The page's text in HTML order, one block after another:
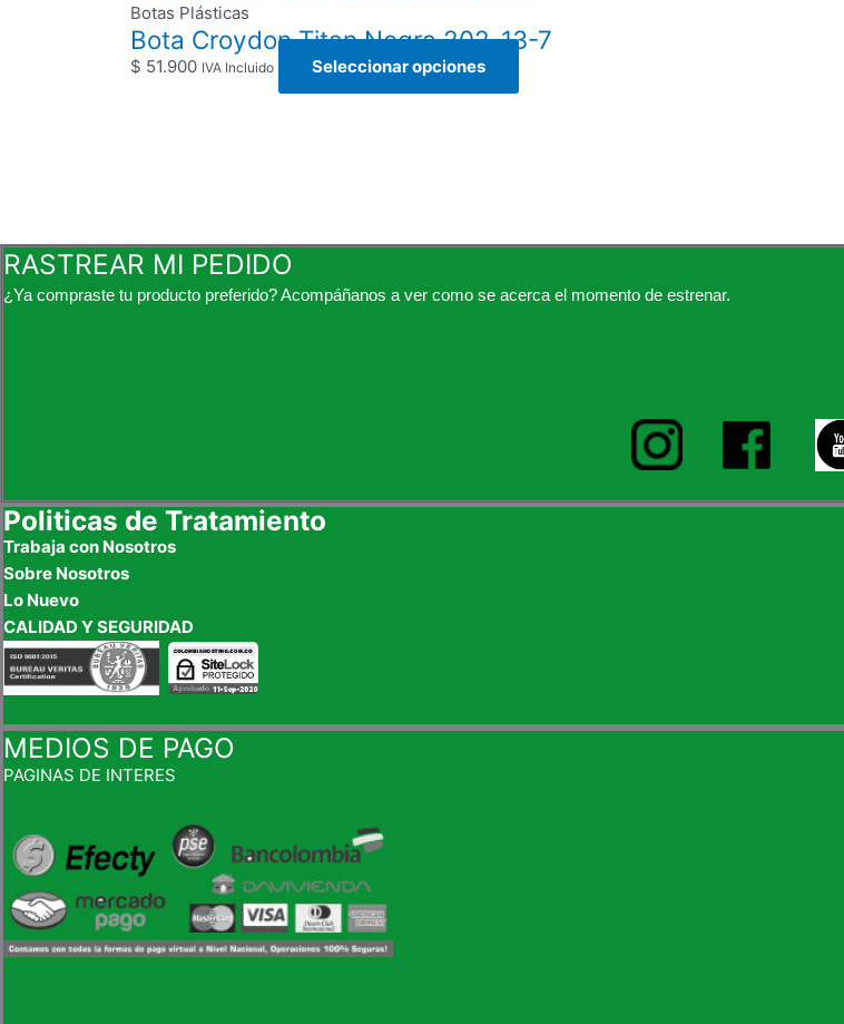
Botas Plásticas
Bota Croydon Titan Negra 202-13-7
$ 51.900 IVA Incluido Seleccionar opciones
RASTREAR MI PEDIDO
¿Ya compraste tu producto preferido? Acompáñanos a ver como se acerca el momento de estrenar.
Politicas de Tratamiento
Trabaja con Nosotros
Sobre Nosotros
Lo Nuevo
CALIDAD Y SEGURIDAD
MEDIOS DE PAGO
PAGINAS DE INTERES